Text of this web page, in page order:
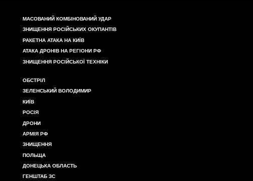
МАСОВАНИЙ КОМБІНОВАНИЙ УДАР
ЗНИЩЕННЯ РОСІЙСЬКИХ ОКУПАНТІВ
РАКЕТНА АТАКА НА КИЇВ
АТАКА ДРОНІВ НА РЕГІОНИ РФ
ЗНИЩЕННЯ РОСІЙСЬКОЇ ТЕХНІКИ
ОБСТРІЛ
ЗЕЛЕНСЬКИЙ ВОЛОДИМИР
КИЇВ
РОСІЯ
ДРОНИ
АРМІЯ РФ
ЗНИЩЕННЯ
ПОЛЬЩА
ДОНЕЦЬКА ОБЛАСТЬ
ГЕНШТАБ ЗС